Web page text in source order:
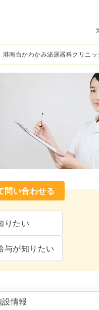
港南台かわかみ泌尿器科クリニッ
問い合わせる
りたい
与が知りたい
クリニック
設情報